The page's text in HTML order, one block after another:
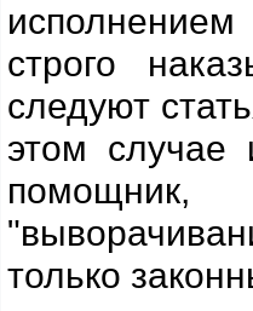
исполнением
строго
следуют
этом случае
только